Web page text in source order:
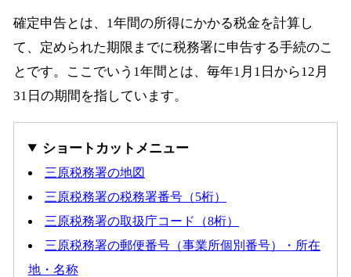
確定申告とは、1年間の所得にかかる税金を計算し
て、定められた期限までに税務署に申告する手続のこ
とです。ここでいう1年間とは、毎年1月1日から12月
31日の期間を指しています。
ショートカットメニュー
三原税務署の地図
三原税務署の税務署番号（5桁）
三原税務署の取扱庁コード（8桁）
三原税務署の郵便番号（事業所個別番号）・所在
地・名称